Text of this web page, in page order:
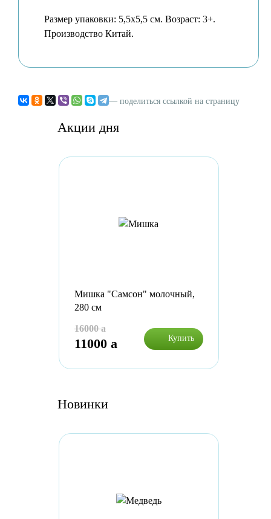
Размер упаковки: 5,5х5,5 см. Возраст: 3+.
Производство Китай.
— поделиться ссылкой на страницу
Акции дня
Мишка "Самсон" молочный,
280 см
16000a
11000 a Купить
Новинки